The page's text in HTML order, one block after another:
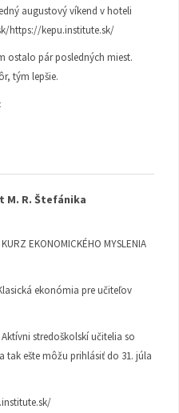
augustový víkend v hoteli
https://kepu.institute.sk/
ostalo pár posledných miest.
tým lepšie.
R. Štefánika
EKONOMICKÉHO MYSLENIA
ekonómia pre učiteľov
stredoškolskí učitelia so
tak ešte môžu prihlásiť do 31. júla